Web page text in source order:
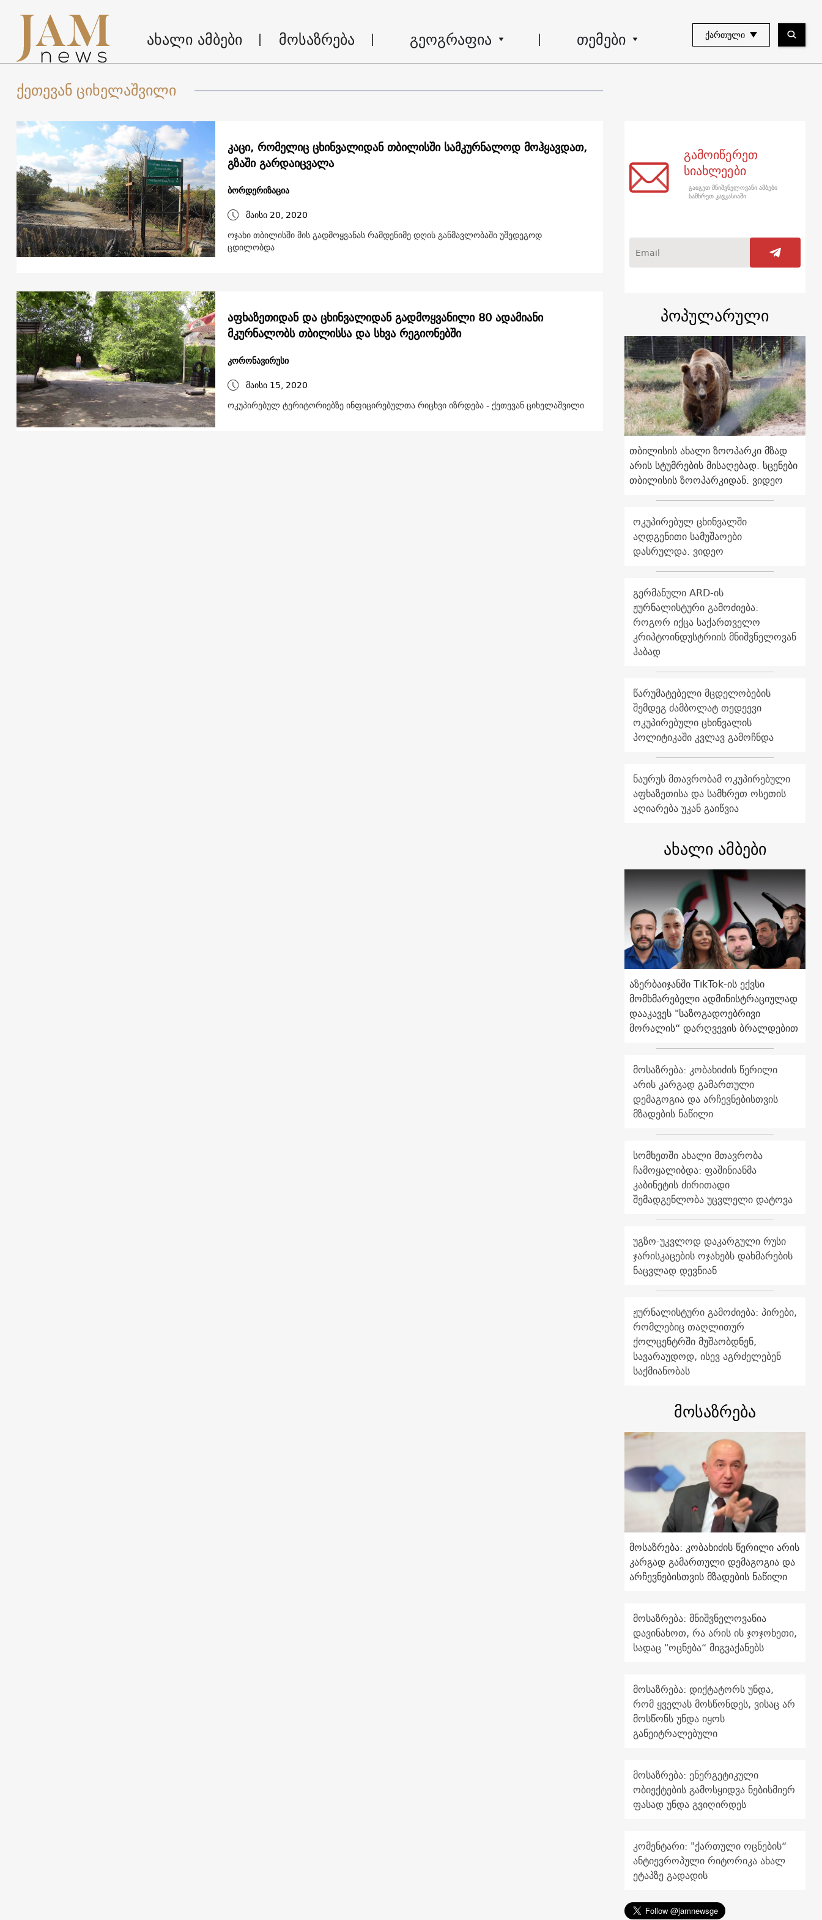
ახალი ამბები მოსაზრება გეოგრაფია თემები ᲥᲐᲠᲗᲣᲚᲘ
ქეთევან ციხელაშვილი
კაცი, რომელიც ცხინვალიდან თბილისში სამკურნალოდ მოჰყავდათ,
გზაში გარდაიცვალა
ბორდერიზაცია
მაისი 20, 2020
ოჯახი თბილისში მის გადმოყვანას რამდენიმე დღის განმავლობაში უშედეგოდ
ცდილობდა
აფხაზეთიდან და ცხინვალიდან გადმოყვანილი 80 ადამიანი
მკურნალობს თბილისსა და სხვა რეგიონებში
კორონავირუსი
მაისი 15, 2020
ოკუპირებულ ტერიტორიებზე ინფიცირებულთა რიცხვი იზრდება - ქეთევან ციხელაშვილი
გამოიწერეთ
სიახლეები
გაიგეთ მნიშვნელოვანი ამბები
სამხრეთ კავკასიაში
პოპულარული
თბილისის ახალი ზოოპარკი მზად
არის სტუმრების მისაღებად. სცენები
თბილისის ზოოპარკიდან. ვიდეო
ოკუპირებულ ცხინვალში
აღდგენითი სამუშაოები
დასრულდა. ვიდეო
გერმანული ARD-ის
ჟურნალისტური გამოძიება:
როგორ იქცა საქართველო
კრიპტოინდუსტრიის მნიშვნელოვან
ჰაბად
წარუმატებელი მცდელობების
შემდეგ ძამბოლატ თედეევი
ოკუპირებული ცხინვალის
პოლიტიკაში კვლავ გამოჩნდა
ნაურუს მთავრობამ ოკუპირებული
აფხაზეთისა და სამხრეთ ოსეთის
აღიარება უკან გაიწვია
ახალი ამბები
აზერბაიჯანში TikTok-ის ექვსი
მომხმარებელი ადმინისტრაციულად
დააკავეს "საზოგადოებრივი
მორალის“ დარღვევის ბრალდებით
მოსაზრება: კობახიძის წერილი
არის კარგად გამართული
დემაგოგია და არჩევნებისთვის
მზადების ნაწილი
სომხეთში ახალი მთავრობა
ჩამოყალიბდა: ფაშინიანმა
კაბინეტის ძირითადი
შემადგენლობა უცვლელი დატოვა
უგზო-უკვლოდ დაკარგული რუსი
ჯარისკაცების ოჯახებს დახმარების
ნაცვლად დევნიან
ჟურნალისტური გამოძიება: პირები,
რომლებიც თაღლითურ
ქოლცენტრში მუშაობდნენ,
სავარაუდოდ, ისევ აგრძელებენ
საქმიანობას
მოსაზრება
მოსაზრება: კობახიძის წერილი არის
კარგად გამართული დემაგოგია და
არჩევნებისთვის მზადების ნაწილი
მოსაზრება: მნიშვნელოვანია
დავინახოთ, რა არის ის ჯოჯოხეთი,
სადაც "ოცნება“ მიგვაქანებს
მოსაზრება: დიქტატორს უნდა,
რომ ყველას მოსწონდეს, ვისაც არ
მოსწონს უნდა იყოს
განეიტრალებული
მოსაზრება: ენერგეტიკული
ობიექტების გამოსყიდვა ნებისმიერ
ფასად უნდა გვიღირდეს
კომენტარი: "ქართული ოცნების“
ანტიევროპული რიტორიკა ახალ
ეტაპზე გადადის